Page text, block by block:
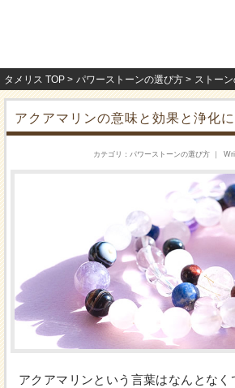
タメリス TOP パワーストーンの選び方 ストー
アクアマリンの意味と効果と浄化
カテゴリ パワーストーンの選び方
アクアマリンという言葉はなんとな